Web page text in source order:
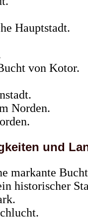
Hauptstadt.
von Kotor.
Norden.
und
markante
historischer